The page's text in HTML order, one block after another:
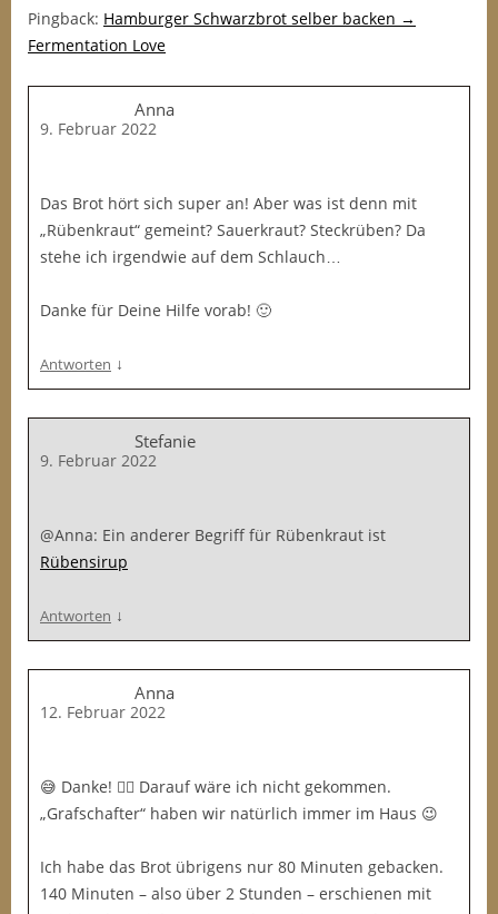
Pingback: Hamburger Schwarzbrot selber backen →
Fermentation Love
Anna
9. Februar 2022
Das Brot hört sich super an! Aber was ist denn mit
„Rübenkraut“ gemeint? Sauerkraut? Steckrüben? Da
stehe ich irgendwie auf dem Schlauch…
Danke für Deine Hilfe vorab! 🙂
Antworten ↓
Stefanie
9. Februar 2022
@Anna: Ein anderer Begriff für Rübenkraut ist
Rübensirup
Antworten ↓
Anna
12. Februar 2022
😅 Danke! 👍🏼 Darauf wäre ich nicht gekommen.
„Grafschafter“ haben wir natürlich immer im Haus 😉
Ich habe das Brot übrigens nur 80 Minuten gebacken.
140 Minuten – also über 2 Stunden – erschienen mit